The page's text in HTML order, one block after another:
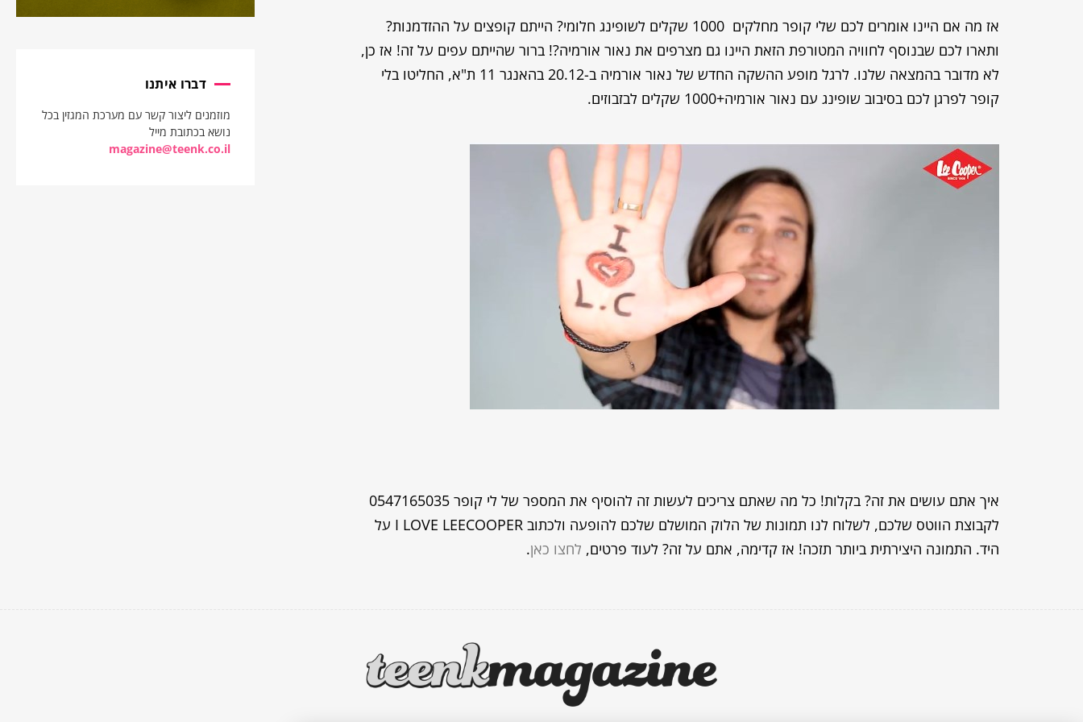
אז מה אם היינו אומרים לכם שלי קופר מחלקים 1000 שקלים לשופינג חלומי? הייתם קופצים על ההזדמנות?
ותארו לכם שבנוסף לחוויה המטורפת הזאת היינו גם מצרפים את נאור אורמיה?! ברור שהייתם עפים על זה! אז כן,
לא מדובר בהמצאה שלנו. לרגל מופע ההשקה החדש של נאור אורמיה ב-20.12 בהאנגר 11 ת"א, החליטו בלי
קופר לפרגן לכם בסיבוב שופינג עם נאור אורמיה+1000 שקלים לבזבוזים.
איך אתם עושים את זה? בקלות! כל מה שאתם צריכים לעשות זה להוסיף את המספר של לי קופר 0547165035
לקבוצת הווטס שלכם, לשלוח לנו תמונות של הלוק המושלם שלכם להופעה ולכתוב I LOVE LEECOOPER על
היד. התמונה היצירתית ביותר תזכה! אז קדימה, אתם על זה? לעוד פרטים, לחצו כאן.
דברו איתנו
מוזמנים ליצור קשר עם מערכת המגזין בכל
נושא בכתובת מייל
magazine@teenk.co.il